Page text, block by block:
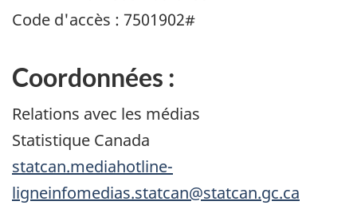
Code d'accès : 7501902#
Coordonnées :
Relations avec les médias
Statistique Canada
statcan.mediahotline-
ligneinfomedias.statcan@statcan.gc.ca